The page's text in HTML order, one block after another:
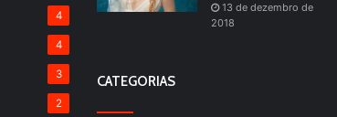
4
4
3
2
13 de dezembro de
2018
CATEGORIAS